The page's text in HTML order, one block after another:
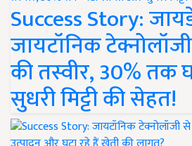
Success Story:
जायटॉनिक
की तस्वीर, 30% तक
सुधरी मिट्टी की सेहत!